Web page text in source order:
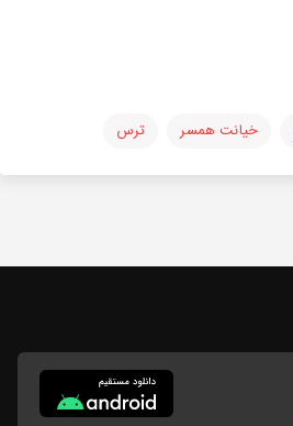
خیانت همسر ترس